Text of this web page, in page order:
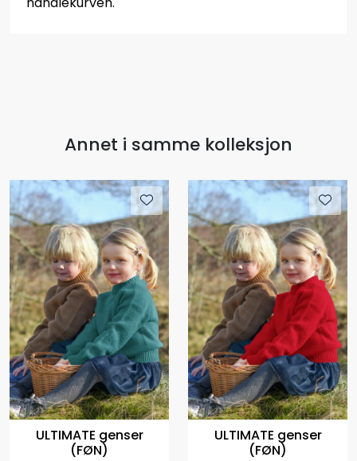
Annet i samme kolleksjon
ULTIMATE genser
(FØN)
ULTIMATE genser
(FØN)